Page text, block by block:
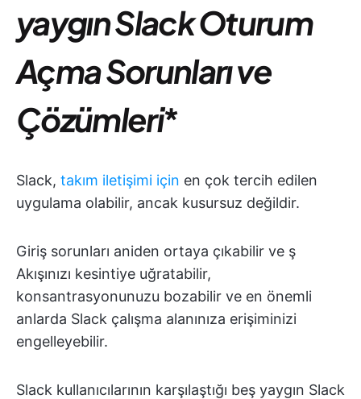
yaygın Slack Oturum
Açma Sorunları ve
Çözümleri*
Slack, takım iletişimi için en çok tercih edilen
uygulama olabilir, ancak kusursuz değildir.
Giriş sorunları aniden ortaya çıkabilir ve ş
Akışınızı kesintiye uğratabilir,
konsantrasyonunuzu bozabilir ve en önemli
anlarda Slack çalışma alanınıza erişiminizi
engelleyebilir.
Slack kullanıcılarının karşılaştığı beş yaygın Slack